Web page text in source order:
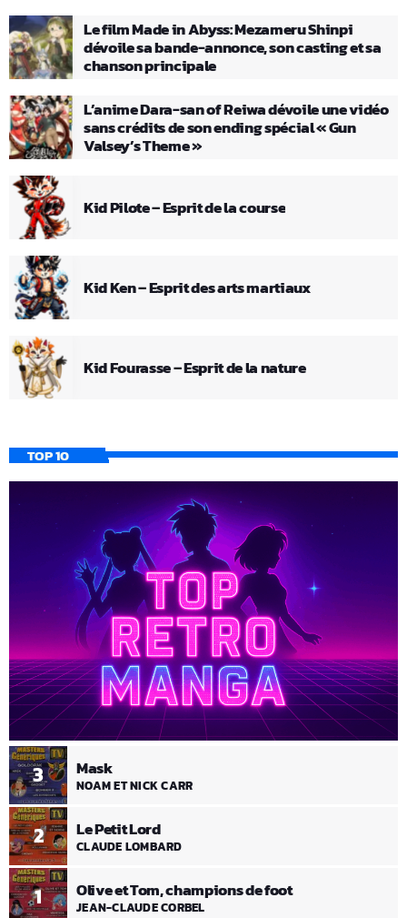
Le film Made in Abyss: Mezameru Shinpi
dévoile sa bande-annonce, son casting et sa
chanson principale
L’anime Dara-san of Reiwa dévoile une vidéo
sans crédits de son ending spécial « Gun
Valsey’s Theme »
Kid Pilote – Esprit de la course
Kid Ken – Esprit des arts martiaux
Kid Fourasse – Esprit de la nature
TOP 10
1 Olive et Tom, champions de foot
JEAN-CLAUDE CORBEL
2 Le Petit Lord
CLAUDE LOMBARD
3 Mask
NOAM ET NICK CARR